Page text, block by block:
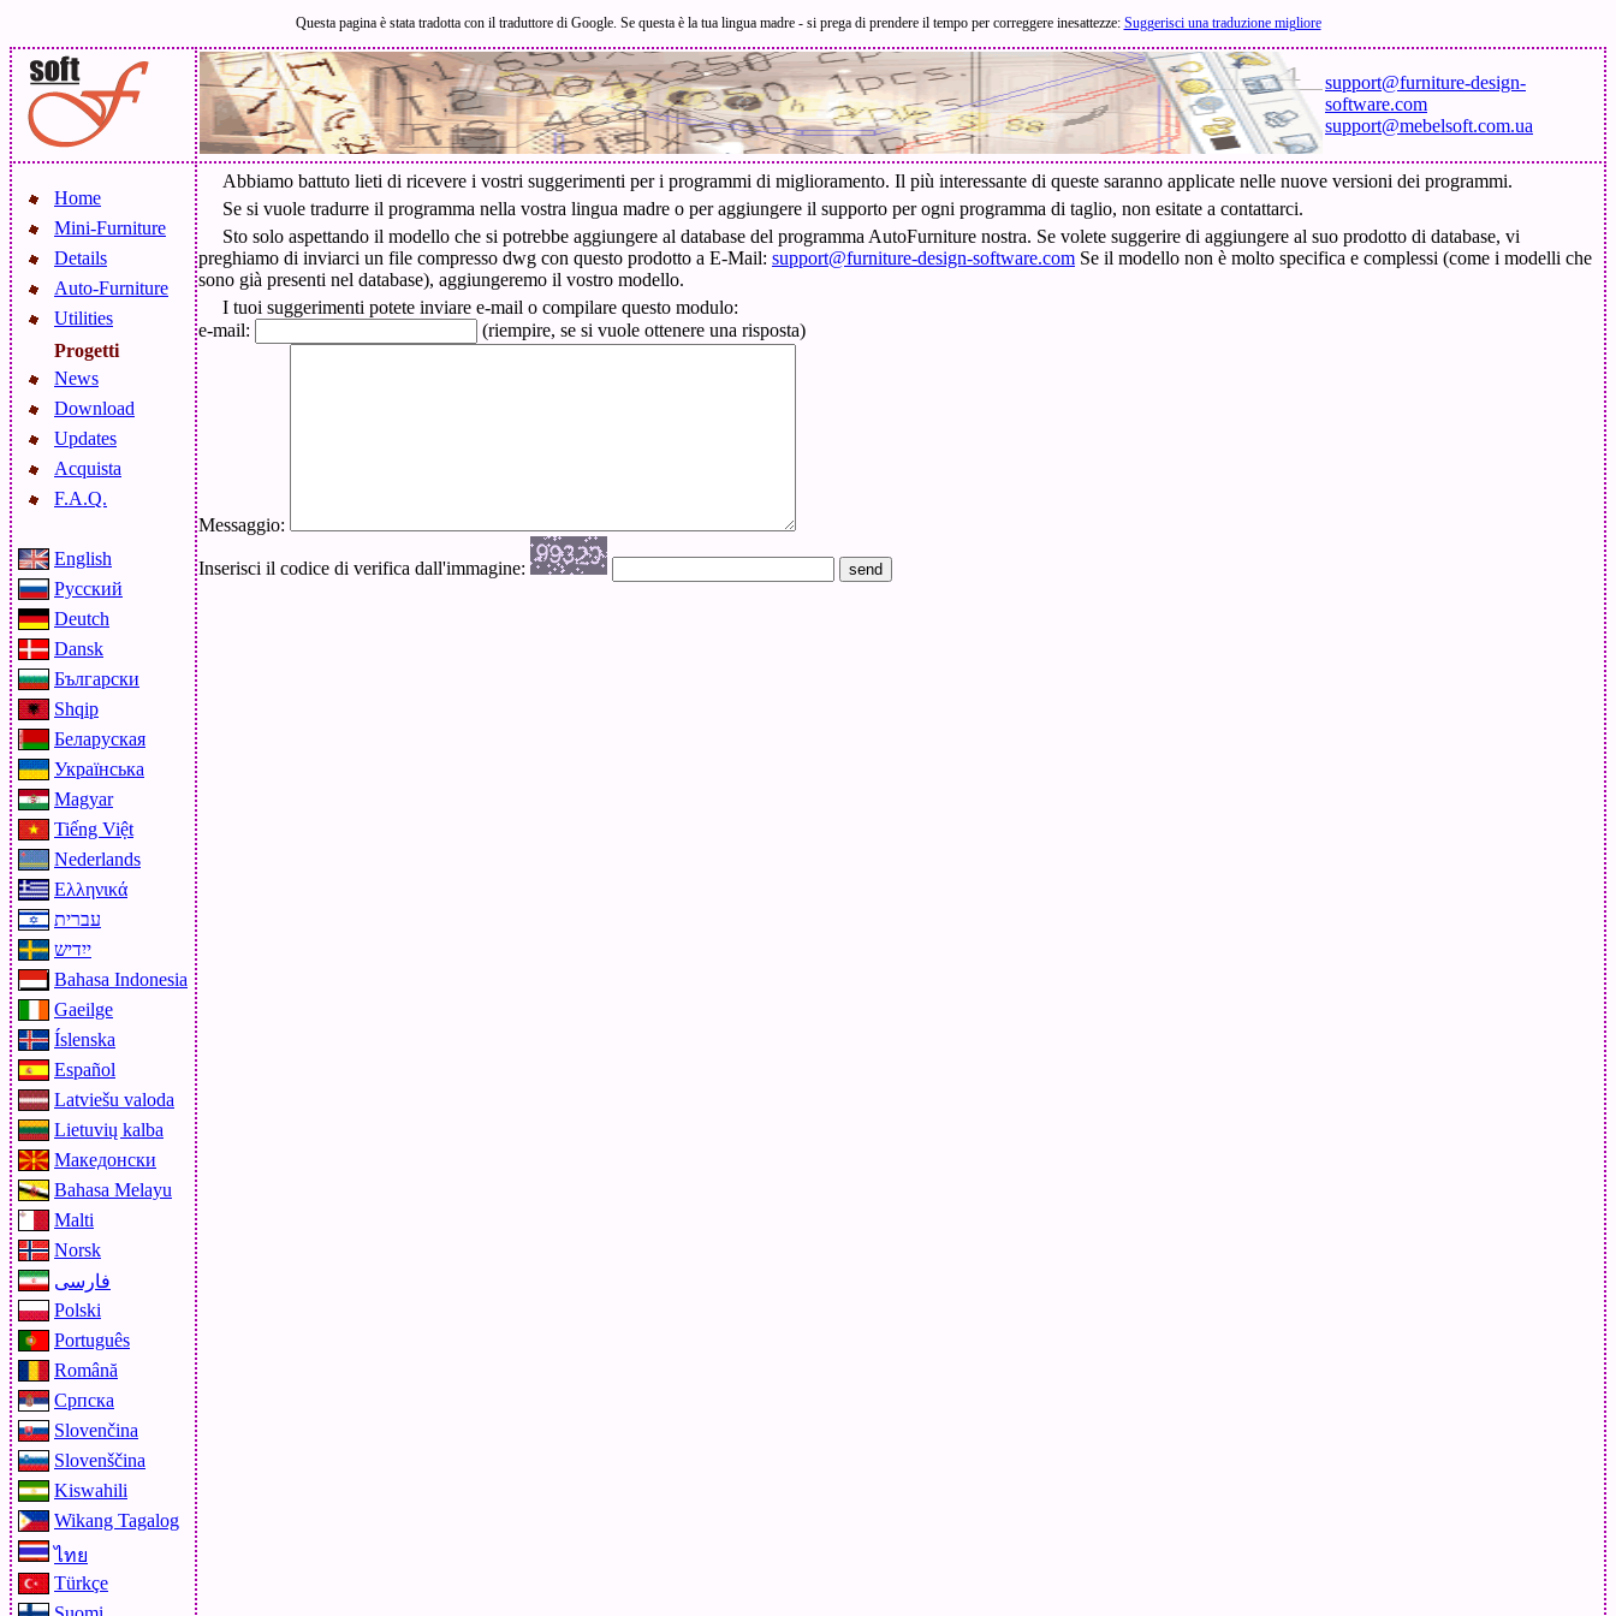
Questa pagina è stata tradotta con il traduttore di Google. Se questa è la tua lingua madre - si prega di prendere il tempo per correggere inesattezze: Suggerisci una traduzione migliore
support@furniture-design-
software.com
support@mebelsoft.com.ua
Home
Mini-Furniture
Details
Auto-Furniture
Utilities
Progetti
News
Download
Updates
Acquista
F.A.Q.
English
Русский
Deutch
Dansk
Български
Shqip
Беларуская
Українська
Magyar
Tiếng Việt
Nederlands
Ελληνικά
עברית
ייִדיש
Bahasa Indonesia
Gaeilge
Íslenska
Español
Latviešu valoda
Lietuvių kalba
Македонски
Bahasa Melayu
Malti
Norsk
فارسی
Polski
Português
Română
Српска
Slovenčina
Slovenščina
Kiswahili
Wikang Tagalog
ไทย
Türkçe
Abbiamo battuto lieti di ricevere i vostri suggerimenti per i programmi di miglioramento. Il più interessante di queste saranno applicate nelle nuove versioni dei programmi.
Se si vuole tradurre il programma nella vostra lingua madre o per aggiungere il supporto per ogni programma di taglio, non esitate a contattarci.
Sto solo aspettando il modello che si potrebbe aggiungere al database del programma AutoFurniture nostra. Se volete suggerire di aggiungere al suo prodotto di database, vi
preghiamo di inviarci un file compresso dwg con questo prodotto a E-Mail: support@furniture-design-software.com Se il modello non è molto specifica e complessi (come i modelli che
sono già presenti nel database), aggiungeremo il vostro modello.
I tuoi suggerimenti potete inviare e-mail o compilare questo modulo:
e-mail:
(riempire, se si vuole ottenere una risposta)
Messaggio:
Inserisci il codice di verifica dall'immagine: